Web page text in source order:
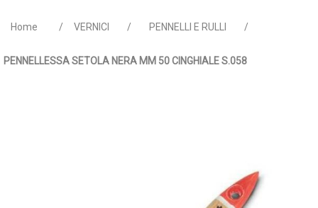
Home / VERNICI / PENNELLI E RULLI /
PENNELLESSA SETOLA NERA MM 50 CINGHIALE S.058